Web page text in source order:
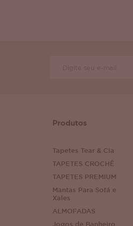
Produtos
Tapetes Tear & Cia
TAPETES CROCHÊ
TAPETES PREMIUM
Mantas Para Sofá e
Xales
ALMOFADAS